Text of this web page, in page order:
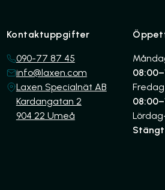
Kontaktuppgifter
090-77 87 45
info@laxen.com
Laxen Specialnät AB
Kardangatan 2
904 22 Umeå
Fredag
Stängt